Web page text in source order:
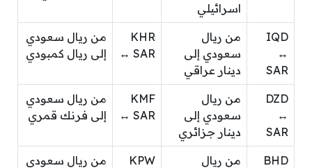
اسرائيلي
IQD
↔
SAR
من ريال
سعودي إلى
دينار عراقي
KHR
↔ SAR
من ريال سعودي
إلى ريال كمبودي
DZD
↔
SAR
من ريال
سعودي إلى
دينار جزائري
KMF
↔ SAR
من ريال سعودي
إلى فرنك قمري
BHD
من ريال
KPW
من ريال سعودي